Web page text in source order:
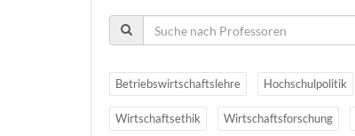
Betriebswirtschaftslehre Hochschulpolitik
Wirtschaftsethik Wirtschaftsforschung